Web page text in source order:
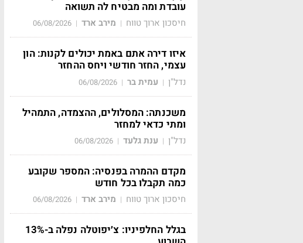
עובדת ומה מבטיח לה תשואה
חיסכון ארוך טווח | מירב ארד |
06/08/2026
איזו דירה אתם באמת יכולים לקנות: הון
עצמי, החזר חודשי ויחס ההחזר
נדל"ן | עמית בר |
06/08/2026
משכנתה: המסלולים, ההצמדה, התמהיל
ומתי כדאי למחזר
נדל"ן | ענת גלעד |
06/08/2026
מקדם ההמרה בפנסיה: המספר שקובע
כמה תקבלו בכל חודש
חיסכון ארוך טווח | מירב ארד |
06/08/2026
בגלל החלפיניו: צ׳יפוטלה נפלה ב-13%